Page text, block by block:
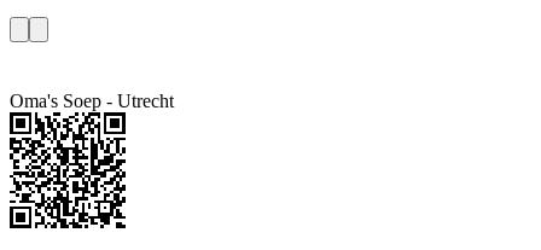
Oma's Soep - Utrecht